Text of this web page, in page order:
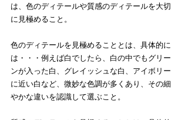
は、色のディテールや質感のディテールを大切
に見極めること。
色のディテールを見極めることとは、具体的に
は・・・例えば白でしたら、白の中でもグリー
ンが入った白、グレイッシュな白、アイボリー
に近い白など、微妙な色調が多くあり、その細
やかな違いを認識して選ぶこと。